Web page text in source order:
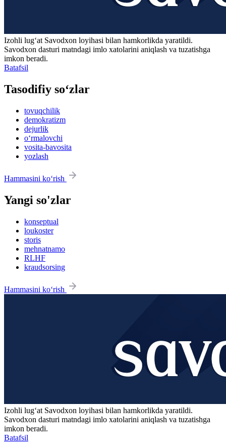
Izohli lugʻat Savodxon loyihasi bilan hamkorlikda yaratildi.
Savodxon dasturi matndagi imlo xatolarini aniqlash va tuzatishga
imkon beradi.
Batafsil
Tasodifiy so‘zlar
tovuqchilik
demokratizm
dejurlik
o‘rmalovchi
vosita-bavosita
yozlash
Hammasini ko‘rish
Yangi so'zlar
konseptual
loukoster
storis
mehnatnamo
RLHF
kraudsorsing
Hammasini ko‘rish
Izohli lugʻat Savodxon loyihasi bilan hamkorlikda yaratildi.
Savodxon dasturi matndagi imlo xatolarini aniqlash va tuzatishga
imkon beradi.
Batafsil